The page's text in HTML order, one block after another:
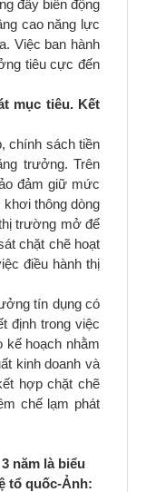
đầy biến động
cao năng lực
Việc ban hành
tiêu cực đến
mục tiêu. Kết
chính sách tiền
trưởng. Trên
đảm giữ mức
thông dòng
trường mở để
chặt chẽ hoạt
điều hành thị
tín dụng có
định trong việc
kế hoạch nhằm
kinh doanh và
hợp chặt chẽ
chế lạm phát
năm là biểu
tổ quốc-Ảnh: